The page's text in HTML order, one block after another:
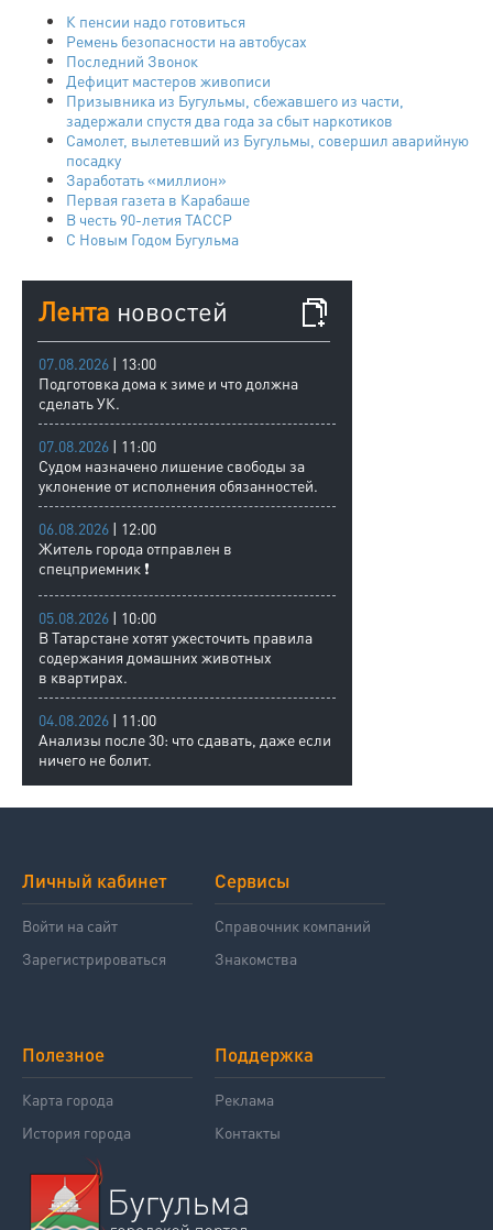
К пенсии надо готовиться
Ремень безопасности на автобусах
Последний Звонок
Дефицит мастеров живописи
Призывника из Бугульмы, сбежавшего из части,
задержали спустя два года за сбыт наркотиков
Самолет, вылетевший из Бугульмы, совершил аварийную
посадку
Заработать «миллион»
Первая газета в Карабаше
В честь 90-летия ТАССР
С Новым Годом Бугульма
Лента новостей
07.08.2026 | 13:00
Подготовка дома к зиме и что должна
сделать УК.
07.08.2026 | 11:00
Судом назначено лишение свободы за
уклонение от исполнения обязанностей.
06.08.2026 | 12:00
Житель города отправлен в
спецприемник ❗
05.08.2026 | 10:00
В Татарстане хотят ужесточить правила
содержания домашних животных
в квартирах.
04.08.2026 | 11:00
Анализы после 30: что сдавать, даже если
ничего не болит.
Личный кабинет
Войти на сайт
Зарегистрироваться
Сервисы
Справочник компаний
Знакомства
Полезное
Карта города
История города
Поддержка
Реклама
Контакты